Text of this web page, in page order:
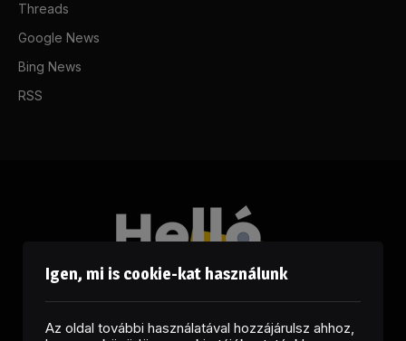
Threads
Google News
Bing News
RSS
Igen, mi is cookie-kat használunk
Az oldal további használatával hozzájárulsz ahhoz,